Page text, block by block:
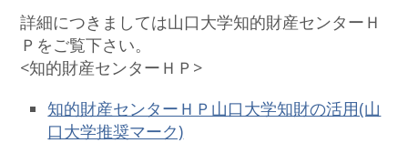
詳細につきましては山口大学知的財産センターＨ
Ｐをご覧下さい。
<知的財産センターＨＰ>
知的財産センターＨＰ山口大学知財の活用(山
口大学推奨マーク)